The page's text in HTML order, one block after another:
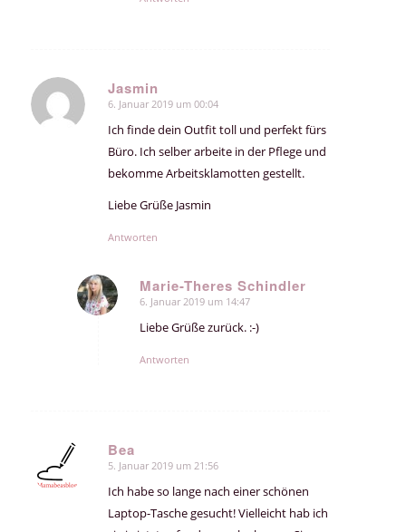
Jasmin
sagte:
6. Januar 2019 um 00:04
Ich finde dein Outfit toll und perfekt fürs
Büro. Ich selber arbeite in der Pflege und
bekomme Arbeitsklamotten gestellt.
Liebe Grüße Jasmin
Antworten
Marie-Theres Schindler
sagte:
6. Januar 2019 um 14:47
Liebe Grüße zurück. :-)
Antworten
Bea
sagte:
5. Januar 2019 um 21:56
Ich habe so lange nach einer schönen
Laptop-Tasche gesucht! Vielleicht hab ich